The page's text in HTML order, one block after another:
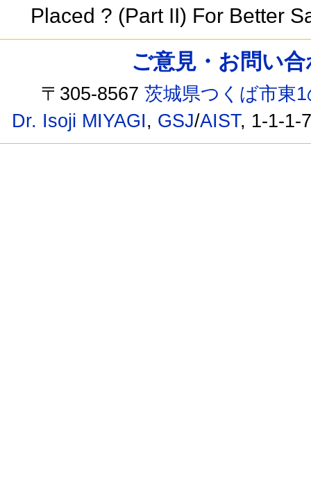
Placed ? (Part II) For Better
ご意見・お問い
〒305-8567茨城県つくば市東
Dr. Isoji MIYAGI, GSJ/AIST, 1-1-1-